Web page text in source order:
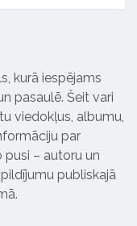
kurā iespējams
pasaulē. Šeit vari
viedokļus, albumu,
par
– autoru un
publiskajā